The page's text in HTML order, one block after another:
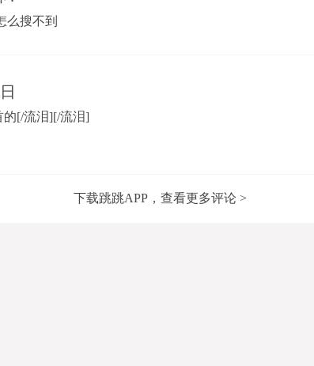
么搜不到
的[/流泪][/流泪]
下载跳跳APP，查看更多评论 >